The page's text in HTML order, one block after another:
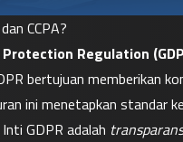
CCPA?
Regulation
bertujuan memberikan
ini menetapkan standar
GDPR adalah